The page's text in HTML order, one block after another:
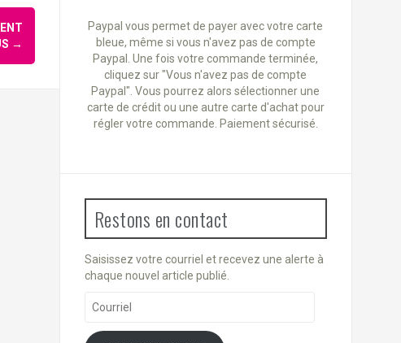
→
Paypal vous permet de payer avec votre carte
bleue, même si vous n'avez pas de compte
Paypal. Une fois votre commande terminée,
cliquez sur "Vous n'avez pas de compte
Paypal". Vous pourrez alors sélectionner une
carte de crédit ou une autre carte d'achat pour
régler votre commande. Paiement sécurisé.
Restons en contact
Saisissez votre courriel et recevez une alerte à
chaque nouvel article publié.
Courriel